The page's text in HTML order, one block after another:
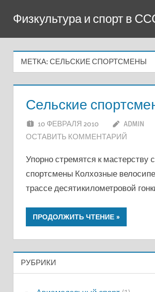
содержимому
Физкультура и спорт в
МЕТКА: СЕЛЬСКИЕ СПОРТСМЕНЫ
Сельские
10 ФЕВРАЛЯ 2010
ADMIN
ОСТАВИТЬ КОММЕНТАРИЙ
Упорно стремятся к мастерству
спортсмены Колхозные
трассе десятикилометровой
ПРОДОЛЖИТЬ ЧТЕНИЕ
РУБРИКИ